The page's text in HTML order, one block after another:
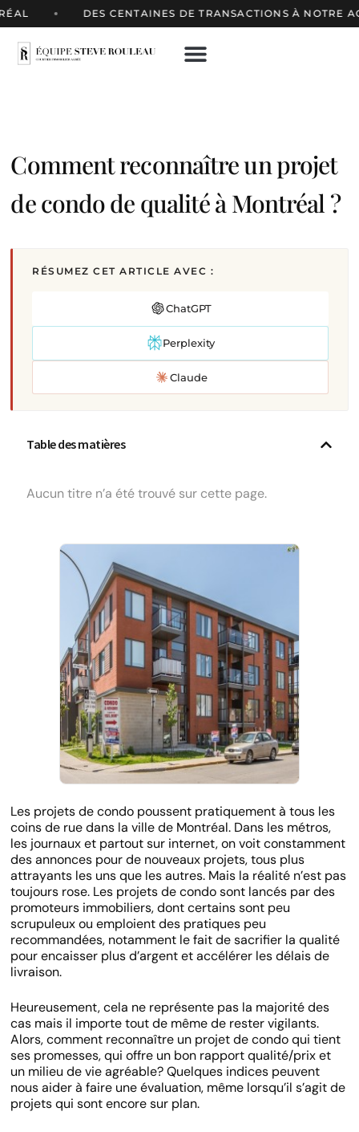
DES CENTAINES DE TRANSACTIONS À NOTRE
Comment reconnaître un projet
de condo de qualité à Montréal ?
RÉSUMEZ CET ARTICLE AVEC :
ChatGPT
Perplexity
Claude
Table des matières
Aucun titre n’a été trouvé sur cette page.
Les projets de condo poussent pratiquement à tous les
coins de rue dans la ville de Montréal. Dans les métros,
les journaux et partout sur internet, on voit constamment
des annonces pour de nouveaux projets, tous plus
attrayants les uns que les autres. Mais la réalité n’est pas
toujours rose. Les projets de condo sont lancés par des
promoteurs immobiliers, dont certains sont peu
scrupuleux ou emploient des pratiques peu
recommandées, notamment le fait de sacrifier la qualité
pour encaisser plus d’argent et accélérer les délais de
livraison.
Heureusement, cela ne représente pas la majorité des
cas mais il importe tout de même de rester vigilants.
Alors, comment reconnaître un projet de condo qui tient
ses promesses, qui offre un bon rapport qualité/prix et
un milieu de vie agréable? Quelques indices peuvent
nous aider à faire une évaluation, même lorsqu’il s’agit de
projets qui sont encore sur plan.